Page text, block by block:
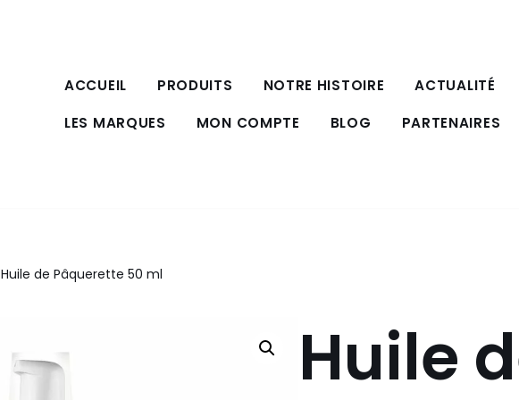
ACCUEIL PRODUITS NOTRE HISTOIRE
ACTUALITÉ
LES MARQUES
MON COMPTE BLOG PARTENAIRES
Huile de Pâquerette 50 ml
Huile